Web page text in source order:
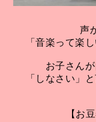
声
「音楽って楽
お子さん
「しなさい」
【お